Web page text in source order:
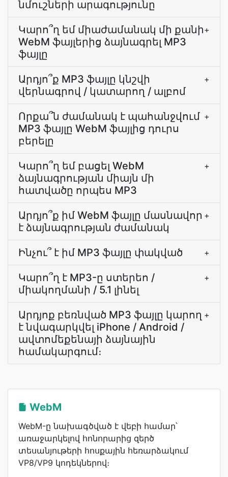
նմուշների արագությունը
Կարո՞ղ եմ միաժամանակ մի քանի
WebM ֆայլերից ձայնագրել MP3
ֆայլը
+
Արդյո՞ք MP3 ֆայլը կնշվի
վերնագրով / կատարող / ալբոմ
+
Որքա՞ն ժամանակ է պահանջվում
MP3 ֆայլը WebM ֆայլից դուրս
բերելը
+
Կարո՞ղ եմ բացել WebM
ձայնագրության միայն մի
հատվածը որպես MP3
+
Արդյո՞ք իմ WebM ֆայլը մասնավոր
է ձայնագրության ժամանակ
+
Ինչու՞ է իմ MP3 ֆայլը փակված +
Կարո՞ղ է MP3-ը ստերեո /
միակողմանի / 5.1 լինել
+
Արդյոք բեռնված MP3 ֆայլը կարող
է նվագարկվել iPhone / Android /
ավտոմեքենայի ձայնային
համակարգում։
+
WebM
WebM-ը նախագծված է վեբի համար՝
առաջարկելով հոնորարից զերծ
տեսանյութերի հոսքային հեռարձակում
VP8/VP9 կոդեկներով։